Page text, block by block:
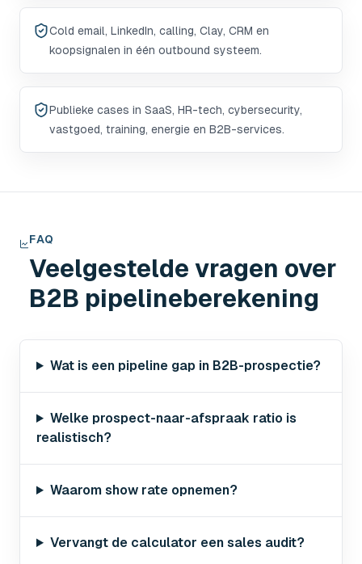
Cold email, LinkedIn, calling, Clay, CRM en
koopsignalen in één outbound systeem.
Publieke cases in SaaS, HR-tech, cybersecurity,
vastgoed, training, energie en B2B-services.
FAQ
Veelgestelde vragen over
B2B pipelineberekening
Wat is een pipeline gap in B2B-prospectie?
Welke prospect-naar-afspraak ratio is
realistisch?
Waarom show rate opnemen?
Vervangt de calculator een sales audit?